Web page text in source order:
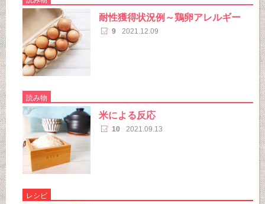
耐性獲得状況例～鶏卵アレルギー
9 2021.12.09
読み物
米による反応
10 2021.09.13
レシピ